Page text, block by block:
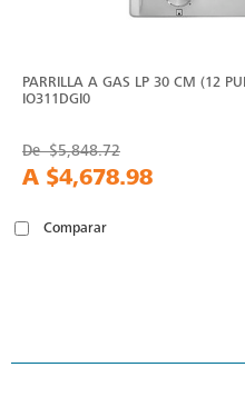
PARRILLA A GAS LP 30 CM (12
IO311DGI0
De$5,848.72
A $4,678.98
Comparar